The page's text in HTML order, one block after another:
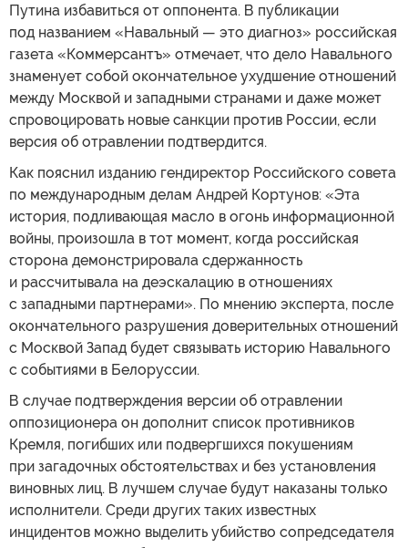
Путина избавиться от оппонента. В публикации
под названием «Навальный — это диагноз» российская
газета «Коммерсантъ» отмечает, что дело Навального
знаменует собой окончательное ухудшение отношений
между Москвой и западными странами и даже может
спровоцировать новые санкции против России, если
версия об отравлении подтвердится.
Как пояснил изданию гендиректор Российского совета
по международным делам Андрей Кортунов: «Эта
история, подливающая масло в огонь информационной
войны, произошла в тот момент, когда российская
сторона демонстрировала сдержанность
и рассчитывала на деэскалацию в отношениях
с западными партнерами». По мнению эксперта, после
окончательного разрушения доверительных отношений
с Москвой Запад будет связывать историю Навального
с событиями в Белоруссии.
В случае подтверждения версии об отравлении
оппозиционера он дополнит список противников
Кремля, погибших или подвергшихся покушениям
при загадочных обстоятельствах и без установления
виновных лиц. В лучшем случае будут наказаны только
исполнители. Среди других таких известных
инцидентов можно выделить убийство сопредседателя